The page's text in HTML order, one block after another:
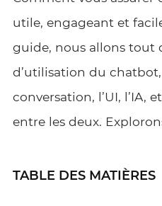
utile, engageant et
guide, nous allons tout
d’utilisation du
conversation, l’UI, l’IA,
entre les deux.
TABLE DES MATIÈRES